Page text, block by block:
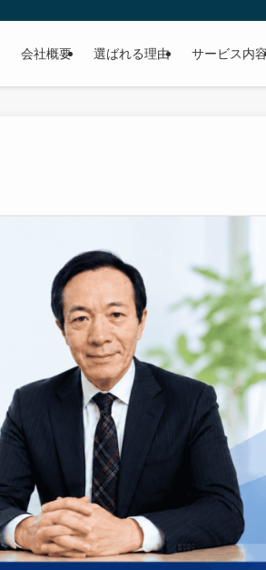
会社概要 選ばれる理由 サービス内